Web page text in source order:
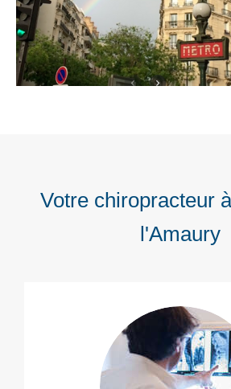
Votre chiropracteur
l'Amaury